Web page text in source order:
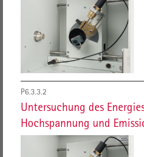
P6.3.3.2
Untersuchung des
Hochspannung und